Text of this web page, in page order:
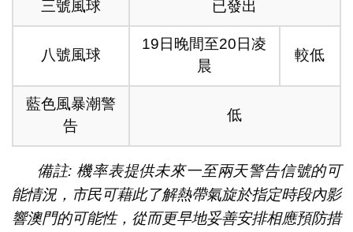
三號風球 已發出
八號風球
19日晚間至20日凌
晨
較低
藍色風暴潮警
告
低
備註: 機率表提供未來一至兩天警告信號的可
能情況，市民可藉此了解熱帶氣旋於指定時段內影
響澳門的可能性，從而更早地妥善安排相應預防措